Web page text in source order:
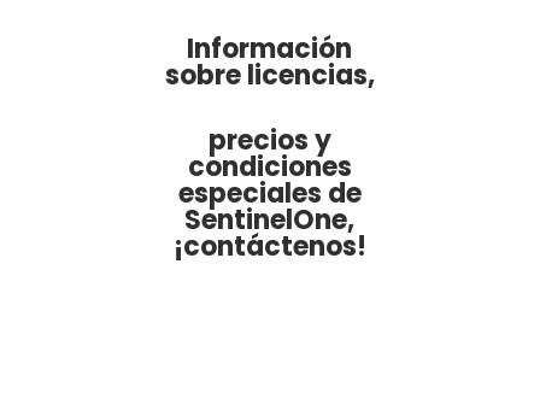
Información
sobre licencias,
precios y
condiciones
especiales de
SentinelOne,
¡contáctenos!